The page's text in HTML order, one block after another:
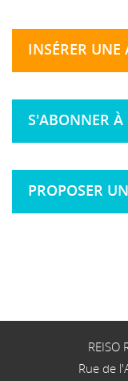
INSÉRER UNE
S'ABONNER À
PROPOSER
Rue de